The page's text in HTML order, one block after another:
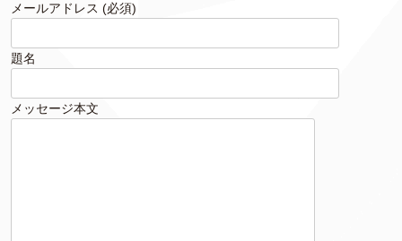
メールアドレス (必須)
題名
メッセージ本文